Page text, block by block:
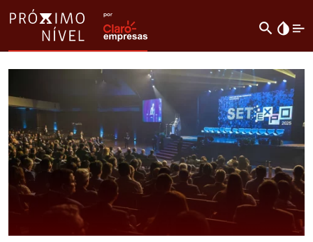
search invert_colors